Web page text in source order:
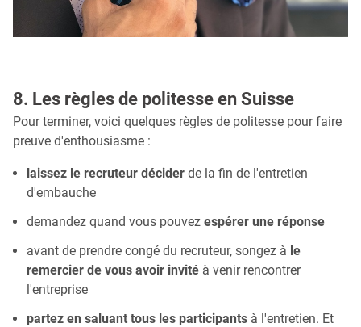
8. Les règles de politesse en Suisse
Pour terminer, voici quelques règles de politesse pour faire
preuve d'enthousiasme :
laissez le recruteur décider de la fin de l'entretien
d'embauche
demandez quand vous pouvez espérer une réponse
avant de prendre congé du recruteur, songez à le
remercier de vous avoir invité à venir rencontrer
l'entreprise
partez en saluant tous les participants à l'entretien. Et